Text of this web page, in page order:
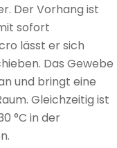
Der Vorhang ist
sofort
lässt er sich
Das Gewebe
und bringt eine
Gleichzeitig ist
°C in der